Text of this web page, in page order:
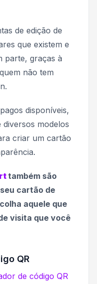
de edição de
que existem e
parte, graças à
não tem
disponíveis,
modelos
criar um cartão
também são
cartão de
aquele que
visita que você
QR
de código QR